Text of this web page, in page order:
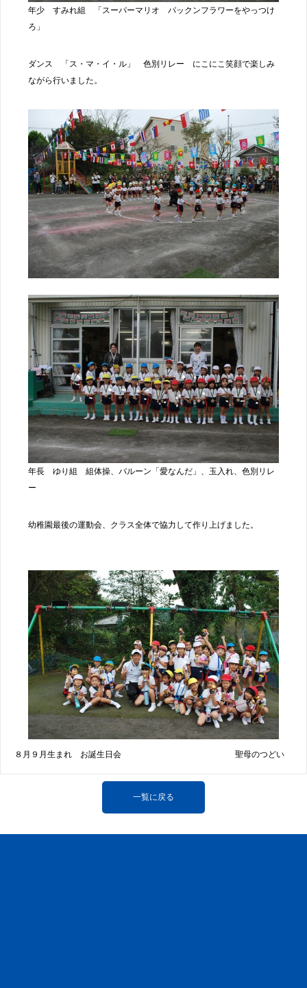
年少 すみれ組 「スーパーマリオ パックンフラワーをやっつけ
ろ」
ダンス 「ス・マ・イ・ル」 色別リレー にこにこ笑顔で楽しみ
ながら行いました。
年長 ゆり組 組体操、バルーン「愛なんだ」、玉入れ、色別リレ
ー
幼稚園最後の運動会、クラス全体で協力して作り上げました。
投稿ナビゲーション
８月９月生まれ お誕生日会 聖母のつどい
一覧に戻る